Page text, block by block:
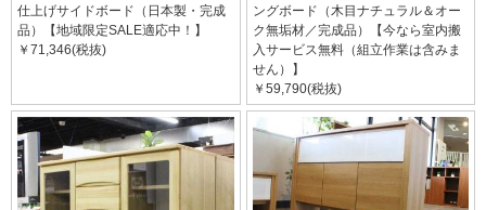
仕上げサイドボード（日本製・完成
品）【地域限定SALE適応中！】
￥71,346(税抜)
ングボード（木目ナチュラル＆オー
ク無垢材／完成品）【今なら室内搬
入サービス無料（組立作業は含みま
せん）】
￥59,790(税抜)